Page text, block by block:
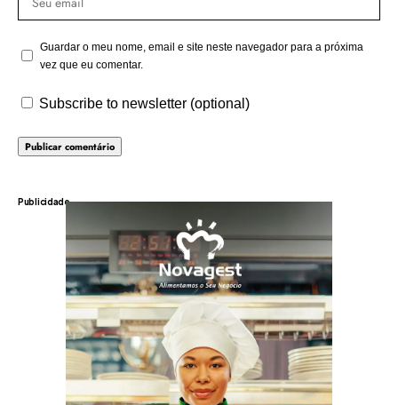
Publicidade
Guardar o meu nome, email e site neste navegador para a próxima
vez que eu comentar.
Subscribe to newsletter (optional)